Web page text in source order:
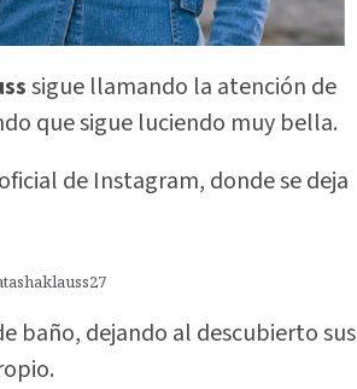
sigue llamando la atención de
que sigue luciendo muy bella.
de Instagram, donde se deja
baño, dejando al descubierto sus